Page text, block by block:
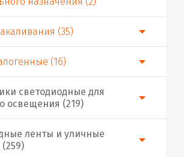
(35)
(16)
ленты и уличные
светодиодные для
освещения (219)